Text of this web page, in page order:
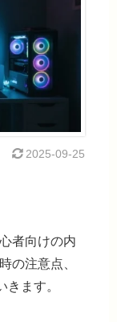
2025-09-25
者向けの内
の注意点、
ます。